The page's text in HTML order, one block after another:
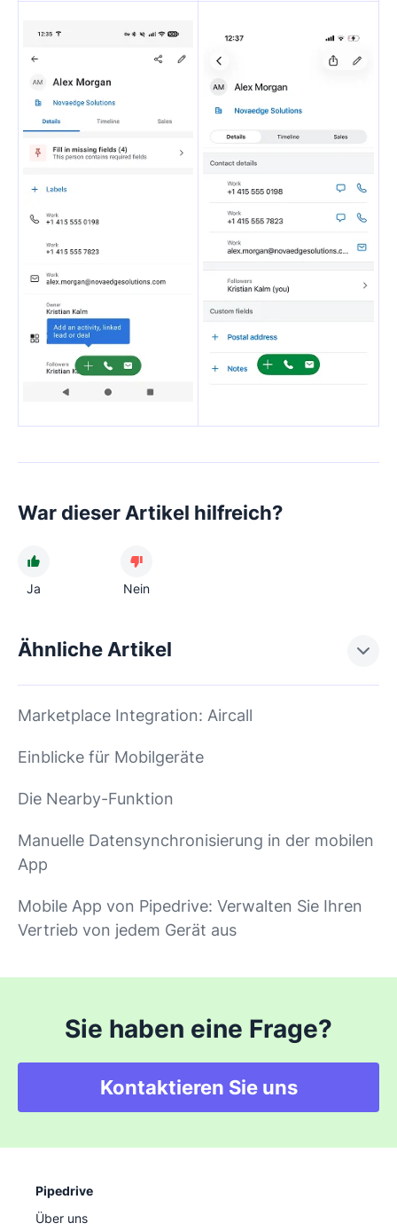
War dieser Artikel hilfreich?
Ja Nein
Ähnliche Artikel
Marketplace Integration: Aircall
Einblicke für Mobilgeräte
Die Nearby-Funktion
Manuelle Datensynchronisierung in der mobilen
App
Mobile App von Pipedrive: Verwalten Sie Ihren
Vertrieb von jedem Gerät aus
Sie haben eine Frage?
Kontaktieren Sie uns
Pipedrive
Über uns